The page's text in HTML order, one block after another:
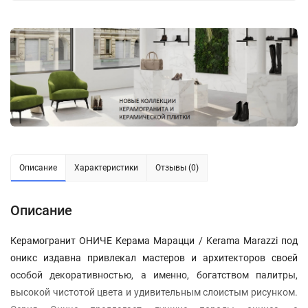
Описание Характеристики Отзывы (0)
Описание
Керамогранит ОНИЧЕ Керама Марацци / Kerama Marazzi под
оникс издавна привлекал мастеров и архитекторов своей
особой декоративностью, а именно, богатством палитры,
высокой чистотой цвета и удивительным слоистым рисунком.